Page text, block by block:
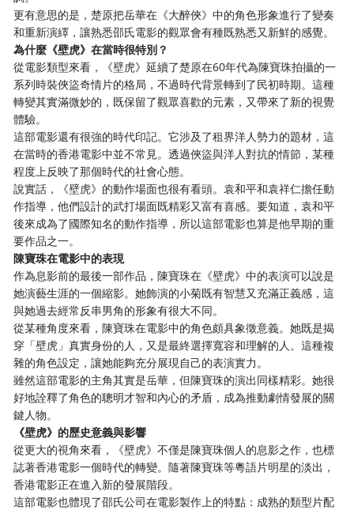
更有意思的是，楚原把岳華在《大醉俠》中的角色形象進行了變奏
和重新演繹，讓熟悉邵氏電影的觀眾會有種既熟悉又新鮮的感覺。
為什麼《壁虎》在當時很特別？
從電影類型來看，《壁虎》延續了楚原在60年代為陳寶珠拍攝的一
系列時裝俠盜奇情片的格局，不過時代背景轉到了民初時期。這種
轉變其實滿微妙的，既保留了觀眾喜歡的元素，又帶來了新的視覺
體驗。
這部電影還有很強的時代印記。它涉及了租界洋人勢力的題材，這
在當時的香港電影中並不常見。透過俠盜與洋人對抗的情節，某種
程度上反映了那個時代的社會心態。
說實話，《壁虎》的動作場面也很有看頭。袁和平和袁祥仁擔任動
作指導，他們設計的武打場面既精彩又富有喜感。要知道，袁和平
後來成為了國際知名的動作指導，所以這部電影也算是他早期的重
要作品之一。
陳寶珠在電影中的表現
作為息影前的最後一部作品，陳寶珠在《壁虎》中的表演可以說是
她演藝生涯的一個縮影。她飾演的小菊既有智慧又充滿正義感，這
與她過去經常反串男角的形象有很大不同。
從某種角度來看，陳寶珠在電影中的角色頗具象徵意義。她既是揭
穿「壁虎」真實身份的人，又是最終選擇寬容和理解的人。這種複
雜的角色設定，讓她能夠充分展現自己的表演實力。
雖然這部電影的主角其實是岳華，但陳寶珠的演出同樣精彩。她很
好地詮釋了角色的聰明才智和內心的矛盾，成為推動劇情發展的關
鍵人物。
《壁虎》的歷史意義與影響
從更大的視角來看，《壁虎》不僅是陳寶珠個人的息影之作，也標
誌著香港電影一個時代的轉變。隨著陳寶珠等粵語片明星的淡出，
香港電影正在進入新的發展階段。
這部電影也體現了邵氏公司在電影製作上的特點：成熟的類型片配